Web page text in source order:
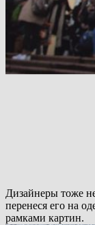
Дизайнеры тоже
перенеся его на
рамками картин.